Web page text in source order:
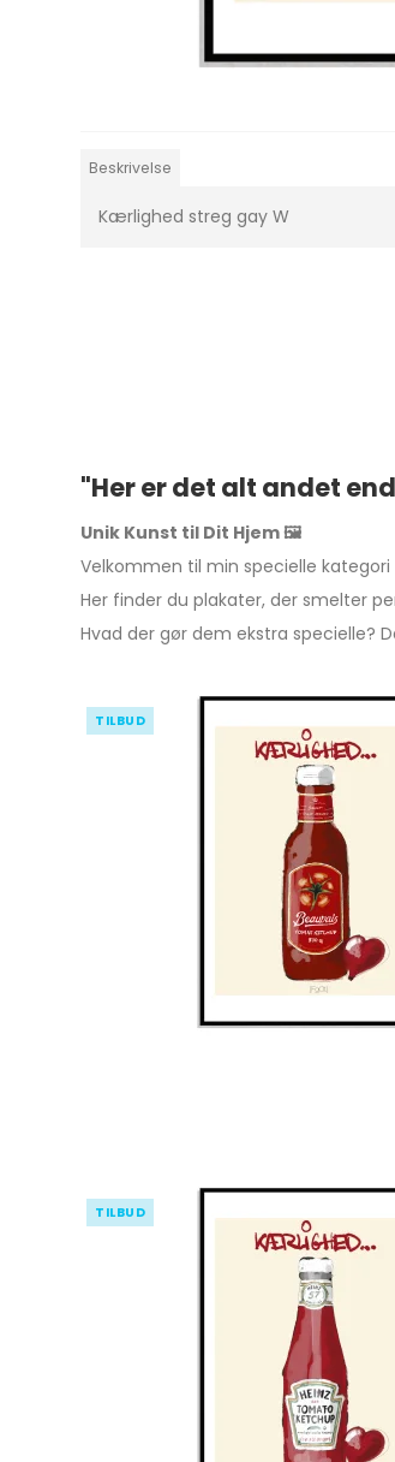
Beskrivelse
Kærlighed streg gay W
"Her er det alt andet
Unik Kunst til Dit Hjem 🖼️
Velkommen til min specielle
Her finder du plakater, der smelter
Hvad der gør dem ekstra specielle?
TILBUD
TILBUD